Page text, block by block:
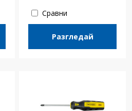
Сравни
Разгледай